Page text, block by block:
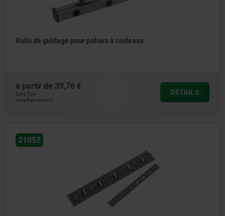
Rails de guidage pour paliers à rouleaux
à partir de 39,76 €
hors TVA
hors frais d’envoi
DÉTAILS
21052